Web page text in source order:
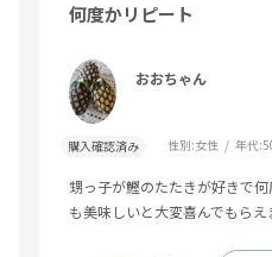
何度かリピート
おおちゃん
購入確認済み 性別:女性 年代:
甥っ子が鰹のたたきが好きで
も美味しいと大変喜んでもらえ